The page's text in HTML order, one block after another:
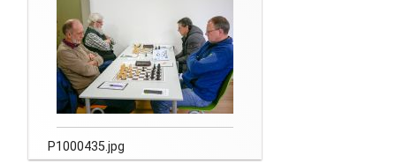
P1000435.jpg